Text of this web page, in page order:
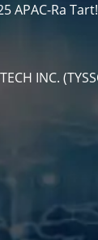
APAC-Ra Tart!
INC.